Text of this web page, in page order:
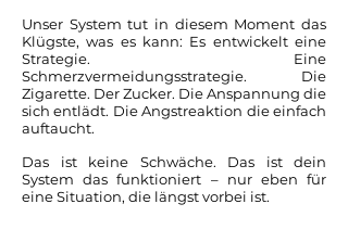
Unser System tut in diesem Moment das
Klügste, was es kann: Es entwickelt eine
Strategie. Eine
Schmerzvermeidungsstrategie. Die
Zigarette. Der Zucker. Die Anspannung die
sich entlädt. Die Angstreaktion die einfach
auftaucht.
Das ist keine Schwäche. Das ist dein
System das funktioniert – nur eben für
eine Situation, die längst vorbei ist.